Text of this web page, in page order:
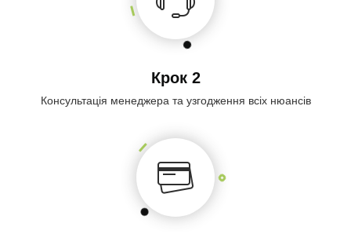
Крок 2
Консультація менеджера та узгодження всіх нюансів